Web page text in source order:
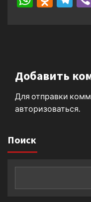
Добавить
Для отправки
авторизоваться
Поиск